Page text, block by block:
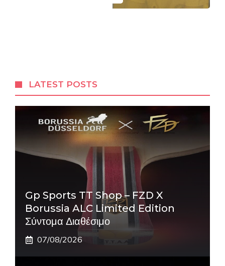
LATEST POSTS
Gp Sports TT Shop – FZD X
Borussia ALC Limited Edition
Σύντομα Διαθέσιμο
07/08/2026